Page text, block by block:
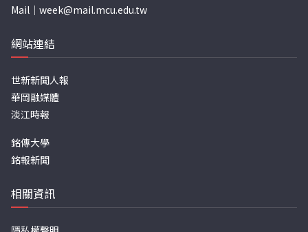
Mail｜ week@mail.mcu.edu.tw
網站連結
世新新聞人報
華岡融媒體
淡江時報
銘傳大學
銘報新聞
相關資訊